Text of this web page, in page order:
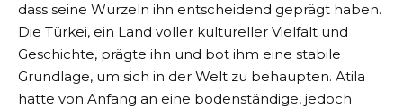
dass seine Wurzeln ihn entscheidend geprägt haben.
Die Türkei, ein Land voller kultureller Vielfalt und
Geschichte, prägte ihn und bot ihm eine stabile
Grundlage, um sich in der Welt zu behaupten. Atila
hatte von Anfang an eine bodenständige, jedoch